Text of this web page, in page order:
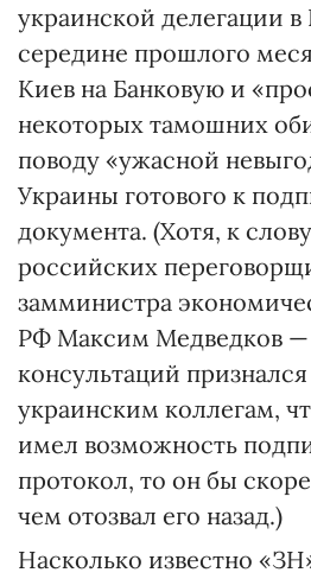
украинской делегации в
середине прошлого
Киев на Банковую и
некоторых тамошних
поводу «ужасной
Украины готового к
документа. (Хотя, к
российских
замминистра
РФ Максим Медведков —
консультаций
украинским коллегам,
имел возможность
протокол, то он бы
чем отозвал его назад.)
Насколько известно